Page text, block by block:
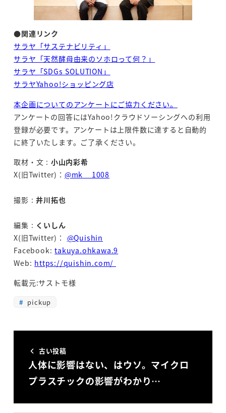
●関連リンク
サラヤ「サステナビリティ」
サラヤ「天然酵母由来のソホロって何？」
サラヤ「SDGs SOLUTION」
サラヤYahoo!ショッピング店
本企画についてのアンケートにご協力ください。
アンケートの回答にはYahoo!クラウドソーシングへの利用
登録が必要です。アンケートは上限件数に達すると自動的
に終了いたします。ご了承ください。
取材・文 : 小山内彩希
X(旧Twitter)： @mk__1008
撮影 :井川拓也
編集 : くいしん
X(旧Twitter)： @Quishin
Facebook:takuya.ohkawa.9
Web: https://quishin.com/
転載元:サストモ様
pickup
古い投稿
人体に影響はない、はウソ。マイクロ
プラスチックの影響がわかり…